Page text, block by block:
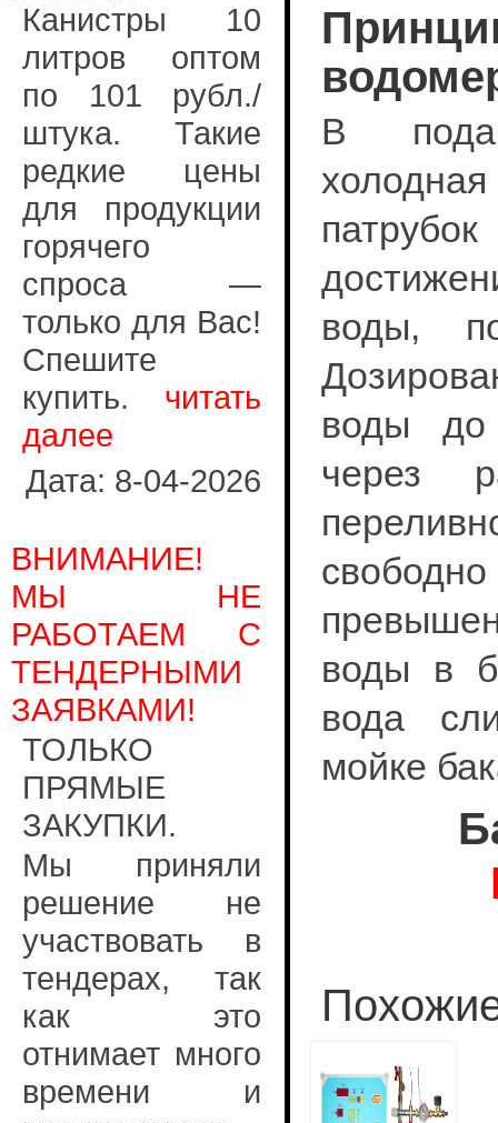
Канистры 10
литров оптом
по 101 рубл./
штука. Такие
редкие цены
для продукции
горячего
спроса —
только для Вас!
Спешите
купить. читать
далее
Дата: 8-04-2026
ВНИМАНИЕ!
МЫ НЕ
РАБОТАЕМ С
ТЕНДЕРНЫМИ
ЗАЯВКАМИ!
ТОЛЬКО
ПРЯМЫЕ
ЗАКУПКИ.
Мы приняли
решение не
участвовать в
тендерах, так
как это
отнимает много
времени и
В
воды,
воды до
через
воды в
вода
мойке